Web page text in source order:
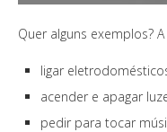
Quer alguns exemplos?
ligar
acender e apagar
pedir para tocar